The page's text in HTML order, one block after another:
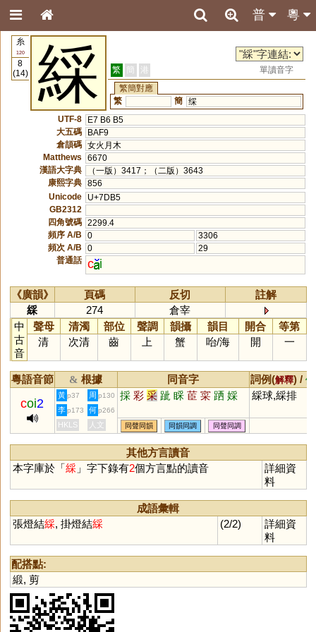
粵
普
糸
120
8
(14)
綵 繁 簡 港
單讀音字
繁簡對應
繁
簡 䌽
UTF-8
E7 B6 B5
大五碼
BAF9
倉頡碼 女火月木
Matthews
6670
漢語大字典
（一版）3417；（二版）3643
康熙字典 856
Unicode
U+7DB5
GB2312
四角號碼 2299.4
頻序 A/B
0
3306
頻次 A/B
0
29
普通話 c i
《廣韻》 頁碼 反切
註解
綵
274
倉宰
中
古
音
聲母 清濁 部位 聲調 韻攝 韻目 開合
等第
清
次清 齒 上 蟹 咍/海 開 一
粵語音節 & 根據 同音字 詞例(解釋) /
coi2
黃 p37 周 p130 採 彩 采 跐 睬 茞 寀 跴 婇 綵球,綵排
李 p173 何 p266
HKLS 人文 同聲同韻 同韻同調 同聲同調
其他方言讀音
本字庫於「綵 」字下錄有2個方言點的讀音
詳細資
料
成語彙輯
張燈結綵, 掛燈結綵 (2/2)
詳細資
料
配搭點:
緞, 剪